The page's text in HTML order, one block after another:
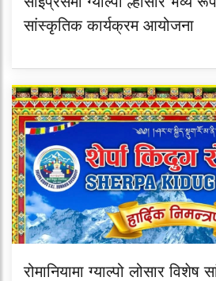
सांस्कृतिक कार्यक्रम आयोजना
रोमानियामा ग्याल्पो लोसार